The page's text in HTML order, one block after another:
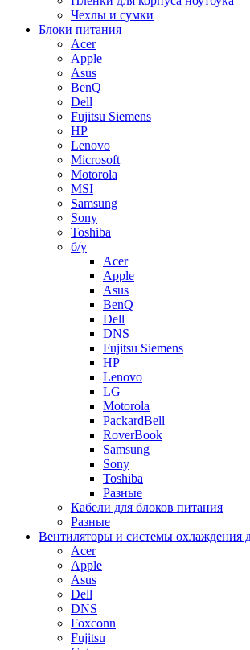
Чехлы и сумки
Блоки питания
Acer
Apple
Asus
BenQ
Dell
Fujitsu Siemens
HP
Lenovo
Microsoft
Motorola
MSI
Samsung
Sony
Toshiba
б/у
Acer
Apple
Asus
BenQ
Dell
DNS
Fujitsu Siemens
HP
Lenovo
LG
Motorola
PackardBell
RoverBook
Samsung
Sony
Toshiba
Разные
Кабели для блоков питания
Разные
Вентиляторы и системы охлаждения
Acer
Apple
Asus
Dell
DNS
Foxconn
Fujitsu